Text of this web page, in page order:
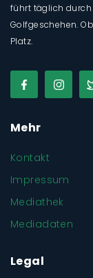
führt täglich
Golfgeschehen.
Platz.
Mehr
Kontakt
Impressum
Mediathek
Mediadaten
Legal